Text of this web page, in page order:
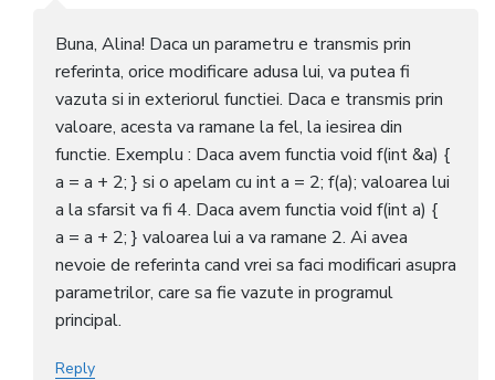
Buna, Alina! Daca un parametru e transmis prin
referinta, orice modificare adusa lui, va putea fi
vazuta si in exteriorul functiei. Daca e transmis prin
valoare, acesta va ramane la fel, la iesirea din
functie. Exemplu : Daca avem functia void f(int &a) {
a = a + 2; } si o apelam cu int a = 2; f(a); valoarea lui
a la sfarsit va fi 4. Daca avem functia void f(int a) {
a = a + 2; } valoarea lui a va ramane 2. Ai avea
nevoie de referinta cand vrei sa faci modificari asupra
parametrilor, care sa fie vazute in programul
principal.
Reply